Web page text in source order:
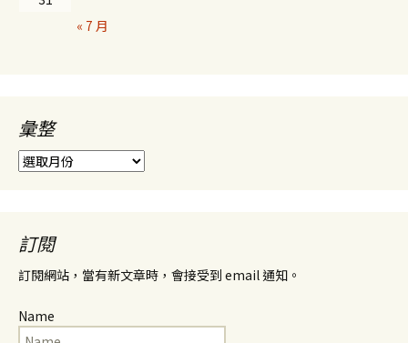
« 7 月
彙整
彙
整
訂閱
訂閱網站，當有新文章時，會接受到 email 通知。
Name